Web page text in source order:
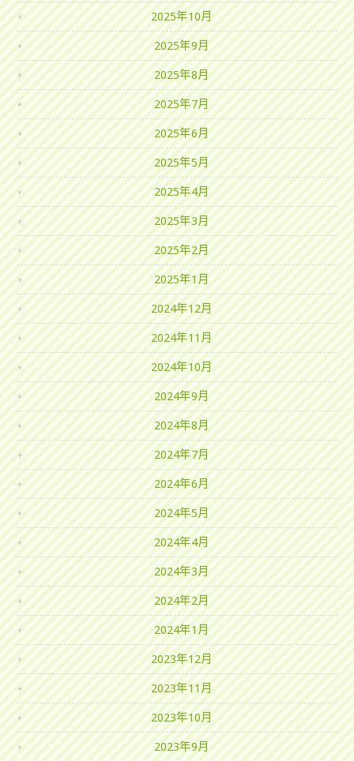
2025年10月
2025年9月
2025年8月
2025年7月
2025年6月
2025年5月
2025年4月
2025年3月
2025年2月
2025年1月
2024年12月
2024年11月
2024年10月
2024年9月
2024年8月
2024年7月
2024年6月
2024年5月
2024年4月
2024年3月
2024年2月
2024年1月
2023年12月
2023年11月
2023年10月
2023年9月